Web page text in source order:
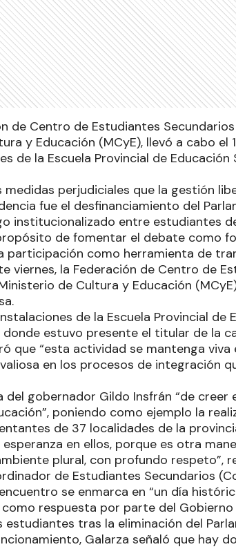
de Centro de Estudiantes
y Educación (MCyE), llevó a cabo el
de la Escuela Provincial de Educación
medidas perjudiciales que la gestión
fue el desfinanciamiento del
institucionalizado entre estudiantes
de fomentar el debate como
participación como herramienta de
viernes, la Federación de Centro de
de Cultura y Educación
de la Escuela Provincial de
estuvo presente el titular de la
que “esta actividad se mantenga viva
en los procesos de integración
del gobernador Gildo Insfrán “de creer
poniendo como ejemplo la
de 37 localidades de la
esperanza en ellos, porque es otra
plural, con profundo respeto”,
de Estudiantes Secundarios
se enmarca en “un día
respuesta por parte del
tras la eliminación del
Galarza señaló que hay